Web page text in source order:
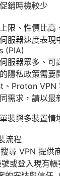
銷時機較少
限、性價比高
服器速度表現
(PIA)
服器眾多、可
隱私政策需要
、Proton VPN
需求，請以
裝與多裝置情
流程
尋 VPN 提供
或登入現有帳